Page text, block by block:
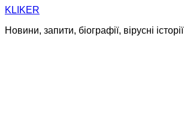
Skip
content
KLIKER
Новини, запити, біографії, вірусні історії